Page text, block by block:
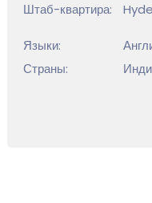
Штаб-квартира:
Языки:
Страны: